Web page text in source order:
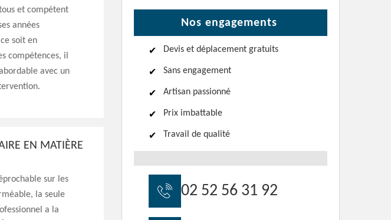
et compétent
années
soit en
compétences, il
avec un
EN MATIÈRE
sur les
la seule
a la
Nos engagements
Devis et déplacement gratuits
Sans engagement
Artisan passionné
Prix imbattable
Travail de qualité
02 52 56 31 92